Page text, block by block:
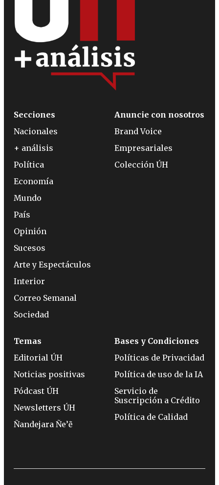
Secciones
Nacionales
+ análisis
Política
Economía
Mundo
País
Opinión
Sucesos
Arte y Espectáculos
Interior
Correo Semanal
Sociedad
Anuncie con nosotros
Brand Voice
Empresariales
Colección ÚH
Temas
Editorial ÚH
Noticias positivas
Pódcast ÚH
Newsletters ÚH
Ñandejara Ñe’ẽ
Bases y Condiciones
Políticas de Privacidad
Política de uso de la IA
Servicio de
Suscripción a Crédito
Política de Calidad